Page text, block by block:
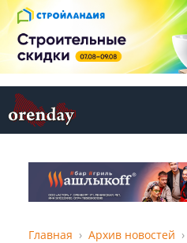
Главная Архив новостей